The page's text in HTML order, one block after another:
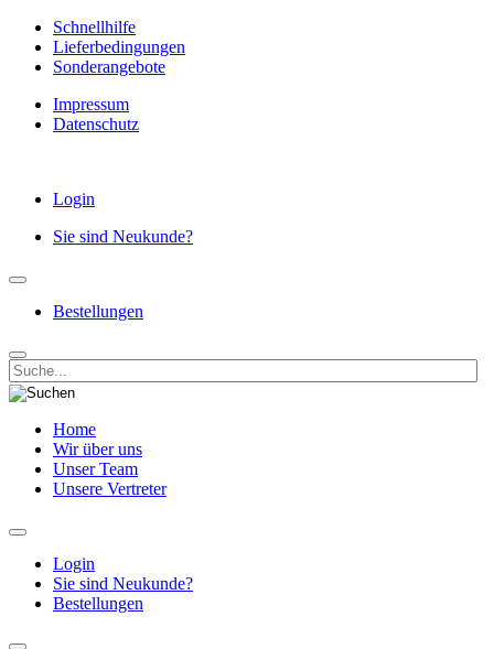
Schnellhilfe
Lieferbedingungen
Sonderangebote
Impressum
Datenschutz
Login
Sie sind Neukunde?
Bestellungen
Home
Wir über uns
Unser Team
Unsere Vertreter
Login
Sie sind Neukunde?
Bestellungen